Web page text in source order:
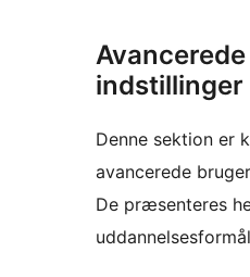
Avancerede
indstillinger
Denne sektion er
avancerede
De præsenteres